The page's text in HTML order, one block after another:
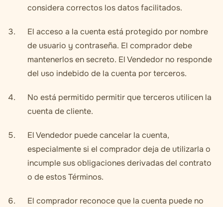
considera correctos los datos facilitados.
El acceso a la cuenta está protegido por nombre
de usuario y contraseña. El comprador debe
mantenerlos en secreto. El Vendedor no responde
del uso indebido de la cuenta por terceros.
No está permitido permitir que terceros utilicen la
cuenta de cliente.
El Vendedor puede cancelar la cuenta,
especialmente si el comprador deja de utilizarla o
incumple sus obligaciones derivadas del contrato
o de estos Términos.
El comprador reconoce que la cuenta puede no